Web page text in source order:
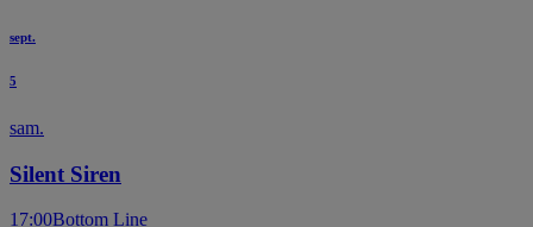
sept.
5
sam.
Silent Siren
17:00Bottom Line